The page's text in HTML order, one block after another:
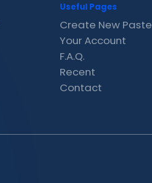
Useful Pages
Create New Paste
Your Account
F.A.Q.
Recent
Contact